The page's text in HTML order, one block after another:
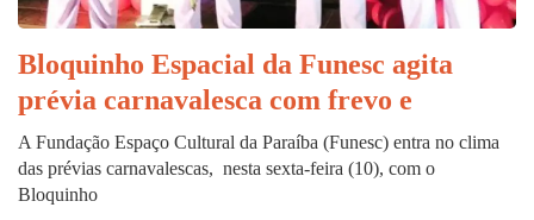
Bloquinho Espacial da Funesc agita
prévia carnavalesca com frevo e
A Fundação Espaço Cultural da Paraíba (Funesc) entra no clima
das prévias carnavalescas, nesta sexta-feira (10), com o
Bloquinho